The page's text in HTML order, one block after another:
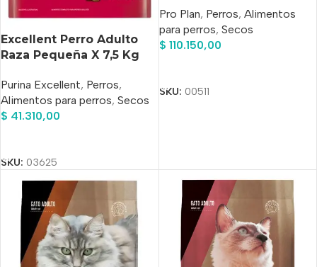
Excellent Perro Adulto
Raza Pequeña X 7,5 Kg
Purina Excellent, Perros,
Alimentos para perros, Secos
$ 41.310,00
SKU: 03625
Pro Plan, Perros, Alimentos
para perros, Secos
$ 110.150,00
SKU: 00511